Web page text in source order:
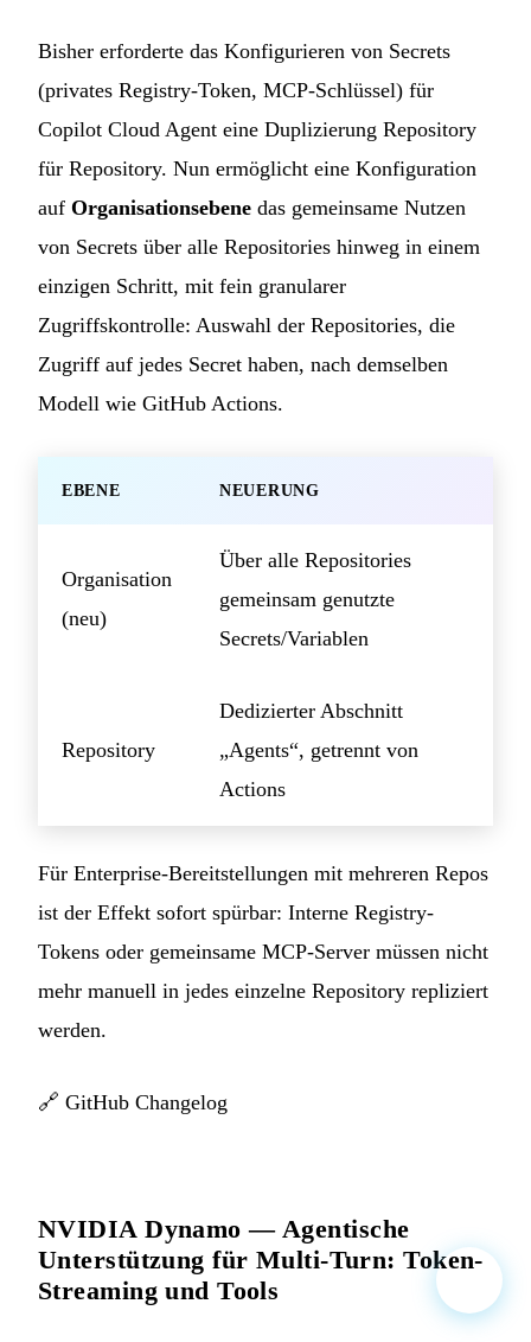
Bisher erforderte das Konfigurieren von Secrets
(privates Registry-Token, MCP-Schlüssel) für
Copilot Cloud Agent eine Duplizierung Repository
für Repository. Nun ermöglicht eine Konfiguration
auf Organisationsebene das gemeinsame Nutzen
von Secrets über alle Repositories hinweg in einem
einzigen Schritt, mit fein granularer
Zugriffskontrolle: Auswahl der Repositories, die
Zugriff auf jedes Secret haben, nach demselben
Modell wie GitHub Actions.
EBENE NEUERUNG
Organisation
(neu)
Über alle Repositories
gemeinsam genutzte
Secrets/Variablen
Repository
Dedizierter Abschnitt
„Agents“, getrennt von
Actions
Für Enterprise-Bereitstellungen mit mehreren Repos
ist der Effekt sofort spürbar: Interne Registry-
Tokens oder gemeinsame MCP-Server müssen nicht
mehr manuell in jedes einzelne Repository repliziert
werden.
🔗 GitHub Changelog
NVIDIA Dynamo — Agentische
Unterstützung für Multi-Turn: Token-
Streaming und Tools